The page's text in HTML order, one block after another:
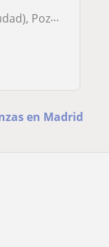
Sebastián de l...
en Madrid